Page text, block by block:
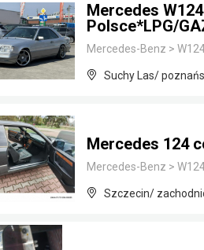
Mercedes
Polsce*LPG/
Mercedes-Benz >
Suchy Las/
Mercedes 124
Mercedes-Benz >
Szczecin/